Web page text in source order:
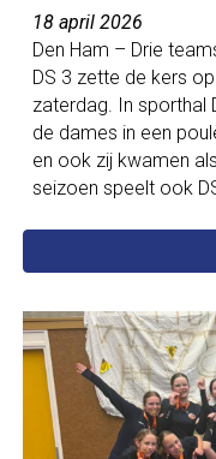
18 april 2026
Den Ham – Drie
DS 3 zette de kers
zaterdag. In sporthal
de dames in een
en ook zij kwamen
seizoen speelt ook